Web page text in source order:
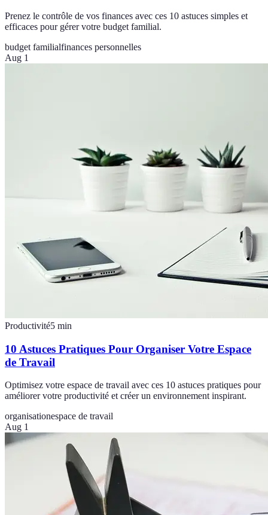
Prenez le contrôle de vos finances avec ces 10 astuces simples et
efficaces pour gérer votre budget familial.
budget familialfinances personnelles
Aug 1
Productivité5 min
10 Astuces Pratiques Pour Organiser Votre Espace
de Travail
Optimisez votre espace de travail avec ces 10 astuces pratiques pour
améliorer votre productivité et créer un environnement inspirant.
organisationespace de travail
Aug 1